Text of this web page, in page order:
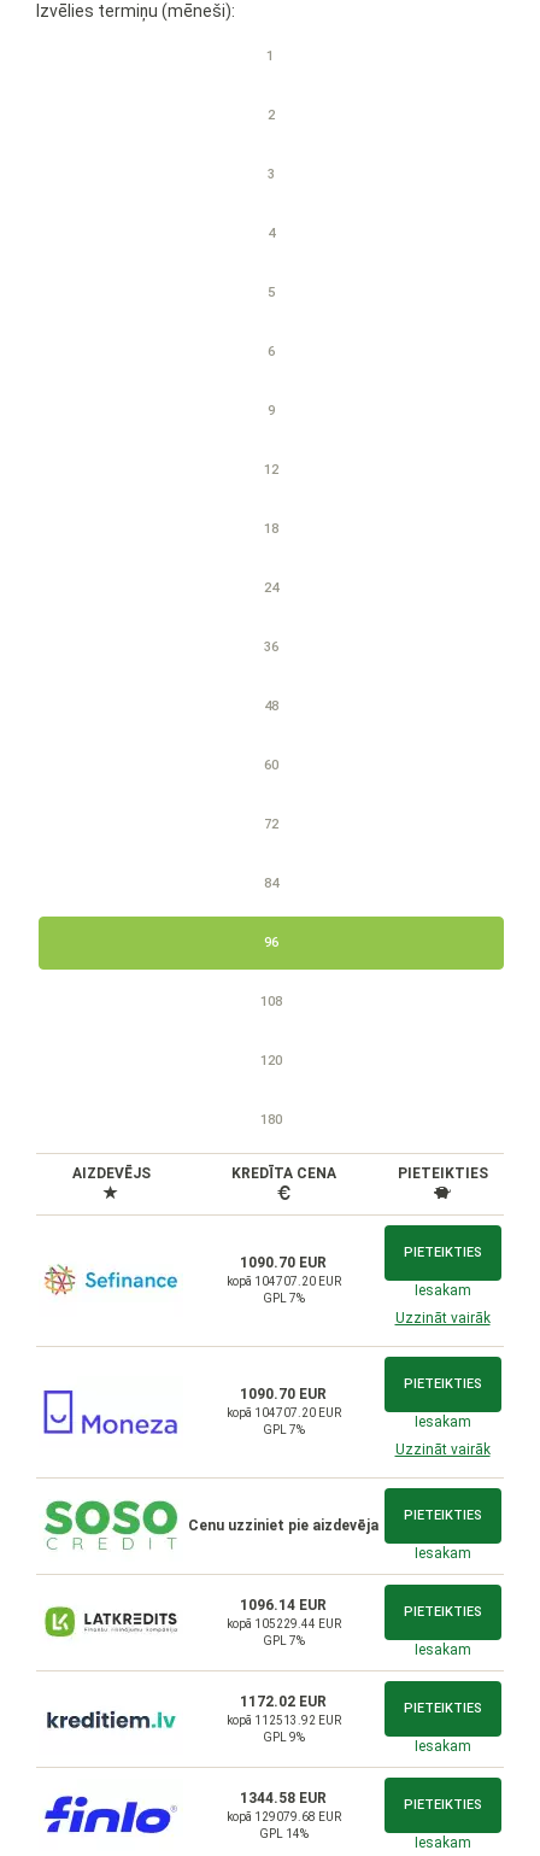
Izvēlies termiņu (mēneši):
1
2
3
4
5
6
9
12
18
24
36
48
60
72
84
96
108
120
180
AIZDEVĒJS KREDĪTA CENA PIETEIKTIES
1090.70 EUR
kopā 104707.20 EUR
GPL 7%
PIETEIKTIES
Iesakam
Uzzināt vairāk
1090.70 EUR
kopā 104707.20 EUR
GPL 7%
PIETEIKTIES
Iesakam
Uzzināt vairāk
Cenu uzziniet pie aizdevēja
PIETEIKTIES
Iesakam
1096.14 EUR
kopā 105229.44 EUR
GPL 7%
PIETEIKTIES
Iesakam
1172.02 EUR
kopā 112513.92 EUR
GPL 9%
PIETEIKTIES
Iesakam
1344.58 EUR
kopā 129079.68 EUR
GPL 14%
PIETEIKTIES
Iesakam